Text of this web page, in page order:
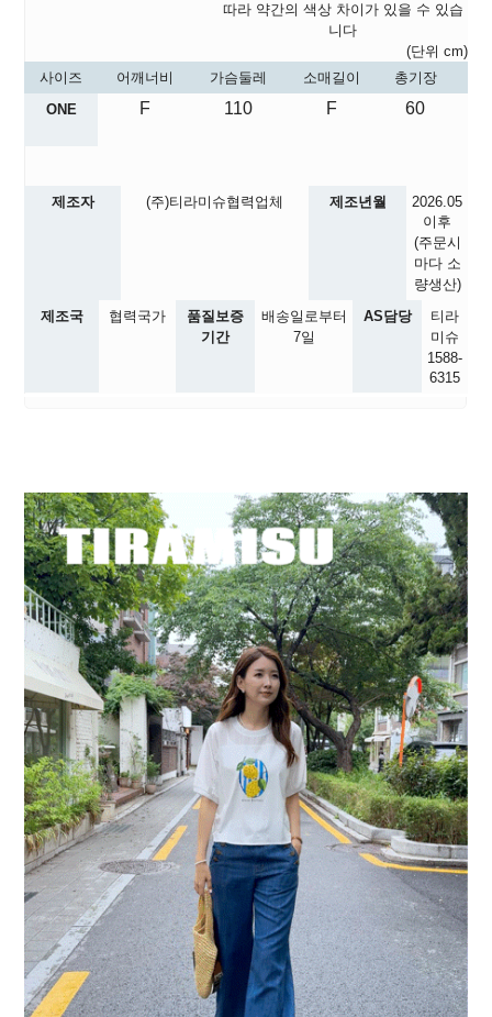
따라 약간의 색상 차이가 있을 수 있습
니다
(단위 cm)
사이즈
어깨너비 가슴둘레 소매길이
총기장
ONE
F 110 F 60
제조자 (주)티라미슈협력업체 제조년월
2026.05
이후
(주문시
마다 소
량생산)
제조국
협력국가
품질보증
기간
배송일로부터
7일
AS담당
티라
미슈
1588-
6315